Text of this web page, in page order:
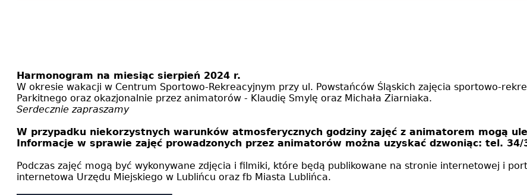
Harmonogram na miesiąc sierpień 2024 r.
W okresie wakacji w Centrum Sportowo-Rekreacyjnym przy ul. Powstańców Śląskich zajęcia sportowo-
Parkitnego oraz okazjonalnie przez animatorów - Klaudię Smylę oraz Michała Ziarniaka.
Serdecznie zapraszamy
W przypadku niekorzystnych warunków atmosferycznych godziny zajęć z animatorem mogą
Informacje w sprawie zajęć prowadzonych przez animatorów można uzyskać dzwoniąc: tel.
Podczas zajęć mogą być wykonywane zdjęcia i filmiki, które będą publikowane na stronie internetowej i
internetowa Urzędu Miejskiego w Lublińcu oraz fb Miasta Lublińca.